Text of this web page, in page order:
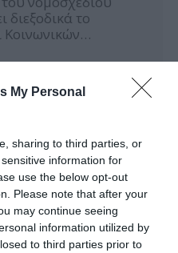
My Personal
sharing to third parties, or
information for
use the below opt-out
Please note that after your
may continue seeing
information utilized by
to third parties prior to
διεξοδικά το
Κοινωνικών
το υπουργείο
Υποθέσεων
είναι να
ιδίως οι
να επιβραβευθούν